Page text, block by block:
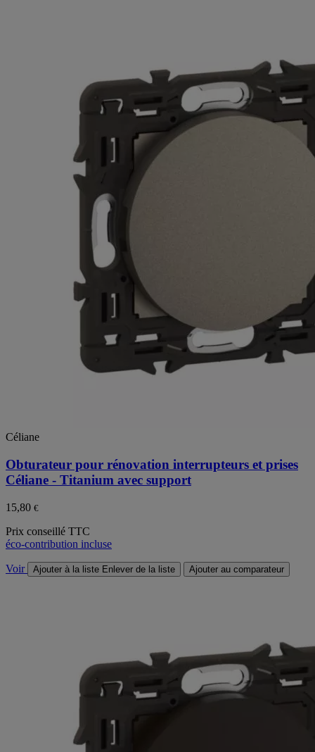
Céliane
Obturateur pour rénovation interrupteurs et prises
Céliane - Titanium avec support
15,80 €
Prix conseillé TTC
éco-contribution incluse
Voir Ajouter à la liste Enlever de la liste Ajouter au comparateur